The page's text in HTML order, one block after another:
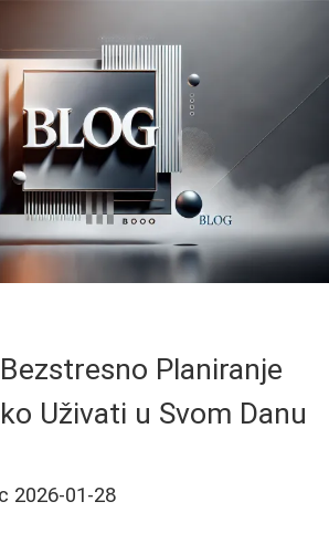
Planiranje
Uživati u Svom Danu
2026-01-28